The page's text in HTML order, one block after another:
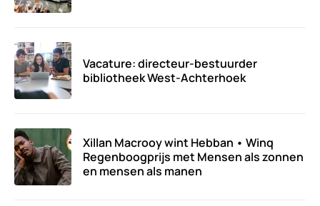
Vacature: directeur-bestuurder
bibliotheek West-Achterhoek
Xillan Macrooy wint Hebban • Winq
Regenboogprijs met Mensen als zonnen
en mensen als manen